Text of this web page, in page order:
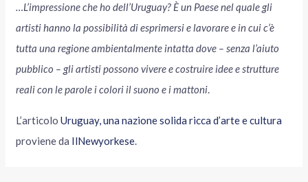
…L’impressione che ho dell’Uruguay? È un Paese nel quale gli
artisti hanno la possibilità di esprimersi e lavorare e in cui c’è
tutta una regione ambientalmente intatta dove – senza l’aiuto
pubblico – gli artisti possono vivere e costruire idee e strutture
reali con le parole i colori il suono e i mattoni.
L’articoloUruguay, una nazione solida ricca d’arte e cultura
proviene da IlNewyorkese.